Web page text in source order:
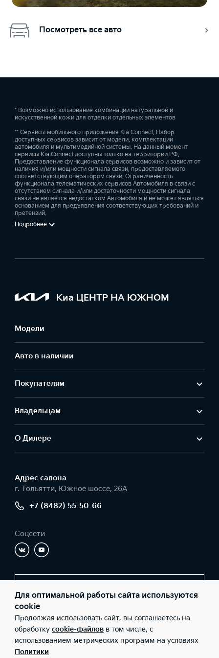
Посмотреть все авто
* Возможно использование комбинации натуральной и
искусственной кожи для отделки отдельных элементов
** Сервисы мобильного приложения Kia Connect. Набор
доступных сервисов зависит от модели, комплектации
автомобиля и мультимедийной системы. На данный момент
сервисы Kia Connect доступны только на территории РФ.
Предоставление функционала сервисов возможно и зависит от
наличия и/или мощности сигнала связи, предоставляемого
соответствующим оператором связи. Ограниченность
функционала телематических сервисов Автомобиля в связи с
отсутствием сигнала и/или достаточности мощности сигнала
связи не является недостатком Автомобиля и не может являться
основанием для предъявления соответствующих требований и
претензий.
Подробнее
Киа ЦЕНТР НА ЮЖНОМ
Модели
Авто в наличии
Покупателям
Владельцам
О Дилере
Адрес салонa
г. Тольятти, Южное шоссе, 26А
+7 (8482) 55-50-66
Соцсети
© 2026 Юридические лица ООО «Имола» (Фактический адрес: г.
Тольятти, Южное шоссе, 26А; Телефон: +7 (8482) 55-50-66; ИНН:
6321067760; ОГРН: 1036301017280), ООО «Киа Россия и СНГ»
(Фактический адрес: г.Москва, Валовая 26; Телефон: 8 800 301
08 80; ИНН: 7728674093; ОГРН: 5087746291760) ведут
Для оптимальной работы сайта используются
cookie
Продолжая использовать сайт, вы соглашаетесь на
обработку cookie-файлов в том числе, с
использованием метрических программ на условиях
Политики